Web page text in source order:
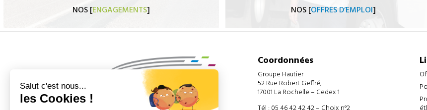
NOS [ENGAGEMENTS]
Faire ce que l’on dit et dire ce que l’on fait, le Groupe Hautier
engagement, c’est notre fierté !
NOS [OFFRES D’EMPLOI]
Administratif et support, transport, exploitation, logistique,
dans toute la France !
Découvrir
Coordonnées
Groupe Hautier
52 Rue Robert Geffré,
17001 La Rochelle – Cedex 1